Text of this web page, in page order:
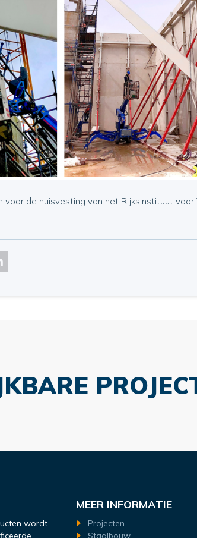
voor de huisvesting van het Rijksinstituut voor
wordt
MEER INFORMATIE
Projecten
Staalbouw